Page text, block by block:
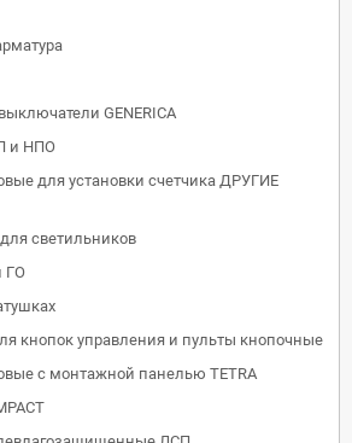
GENERICA
и НПО
для установки счетчика ДРУГИЕ
светильников
ГО
кнопок управления и пульты кнопочные
с монтажной панелью TETRA